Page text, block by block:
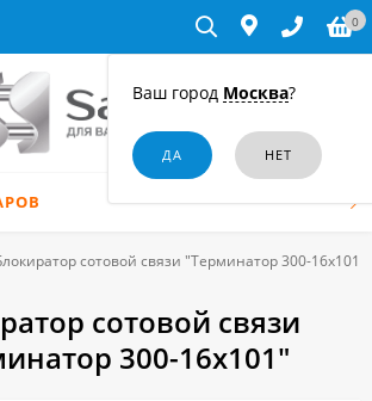
Ваш город Москва?
0
сотовой связи "Терминатор 300-16х101"
сотовой связи
300-16х101"